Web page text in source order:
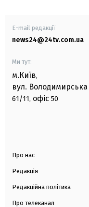
E-mail редакції
news24@24tv.com.ua
Ми тут:
м.Київ,
вул. Володимирська
61/11, офіс 50
Про нас
Редакція
Редакційна політика
Про телеканал